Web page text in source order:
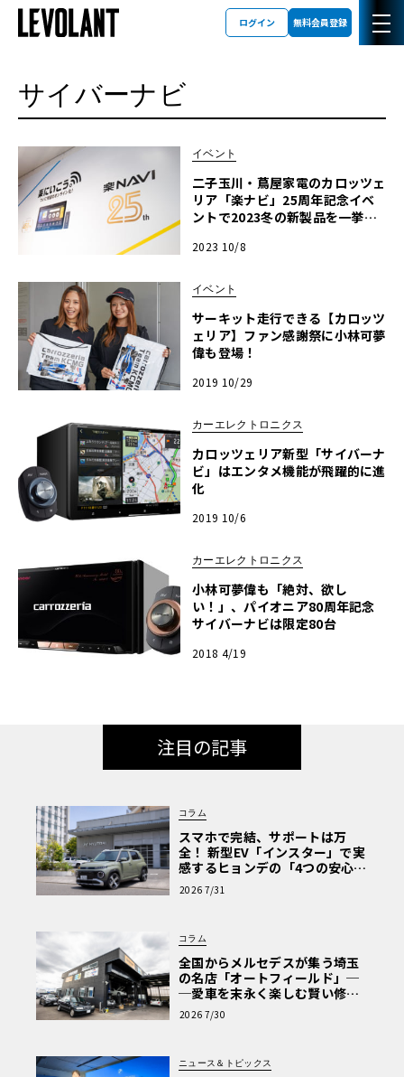
ログイン 無料会員登録
サイバーナビ
イベント
二子玉川・蔦屋家電のカロッツェ
リア「楽ナビ」25周年記念イベ
ントで2023冬の新製品を一挙公
2023 10/8
イベント
サーキット走行できる【カロッツ
ェリア】ファン感謝祭に小林可夢
偉も登場！
2019 10/29
カーエレクトロニクス
カロッツェリア新型「サイバーナ
ビ」はエンタメ機能が飛躍的に進
化
2019 10/6
カーエレクトロニクス
小林可夢偉も「絶対、欲し
い！」、パイオニア80周年記念
サイバーナビは限定80台
2018 4/19
注目の記事
コラム
スマホで完結、サポートは万
全！ 新型EV「インスター」で実
感するヒョンデの「4つの安心」
【第1回・ヒョンデ6つの疑問：
Why? Hyundai?】〈PR〉
2026 7/31
コラム
全国からメルセデスが集う埼玉
の名店「オートフィールド」─
─愛車を末永く楽しむ賢い修理
術と、プロがフックス製オイル
を選ぶ理由〈PR〉
2026 7/30
ニュース＆トピックス